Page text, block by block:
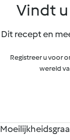
Vindt
Dit recept en
Registreer u voor
wereld